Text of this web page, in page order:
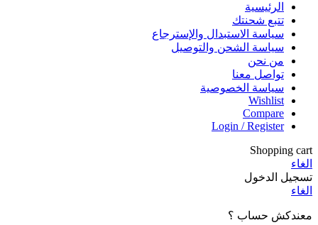
الرئيسية
تتبع شحنتك
سياسة الاستبدال والإسترجاع
سياسة الشحن والتوصيل
من نحن
تواصل معنا
سياسة الخصوصية
Wishlist
Compare
Login / Register
Shopping cart
الغاء
تسجيل الدخول
الغاء
معندكش حساب ؟